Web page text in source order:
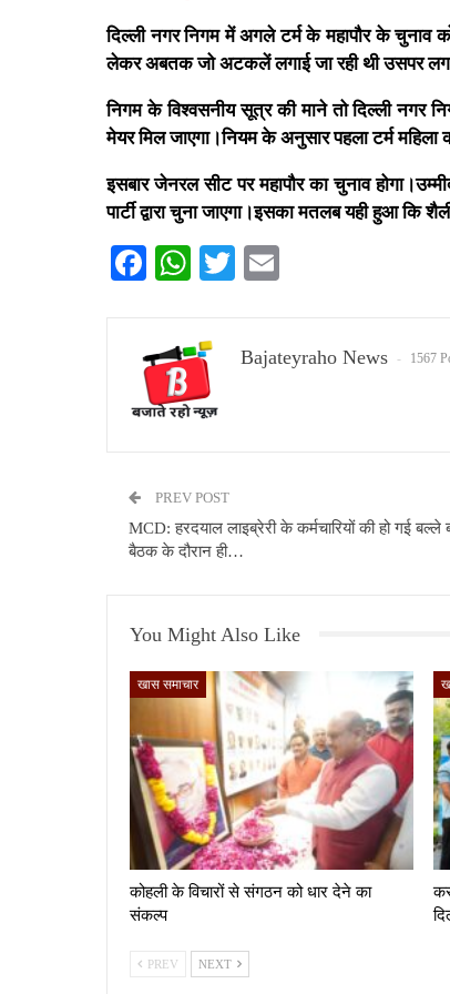
दिल्ली नगर निगम में अगले टर्म के महापौर के चुनाव
लेकर अबतक जो अटकलें लगाई जा रही थी उसपर
निगम के विश्वसनीय सूत्र की माने तो दिल्ली नगर
मेयर मिल जाएगा।नियम के अनुसार पहला टर्म महिला
इसबार जेनरल सीट पर महापौर का चुनाव
पार्टी द्वारा चुना जाएगा।इसका मतलब यही हुआ कि
Facebook
WhatsApp
Twitter
Bajateyraho News 1567
PREV POST
MCD: हरदयाल लाइब्रेरी के कर्मचारियों की हो गई बल्ले
बैठक के दौरान ही…
You Might Also Like
खास समाचार
कोहली के विचारों से संगठन को धार देने का
संकल्प
PREV NEXT